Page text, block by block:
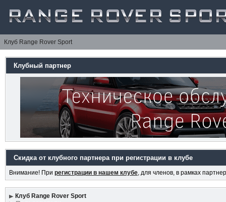
Клуб Range Rover Sport
Клубный партнер
Скидка от клубного партнера при регистрации в клубе
Внимание! При регистрации в нашем клубе, для членов, в рамках
Клуб Range Rover Sport